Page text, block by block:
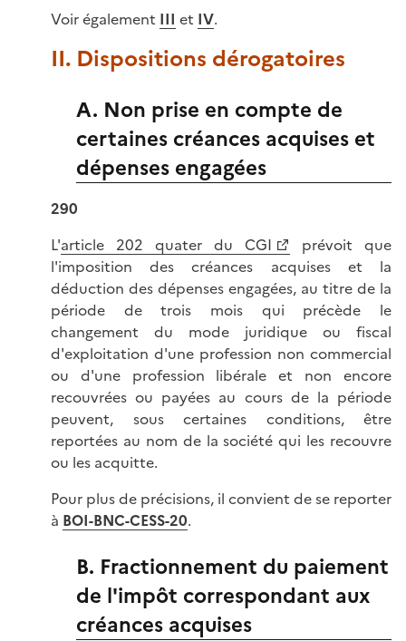
Voir également III et IV.
II. Dispositions dérogatoires
A. Non prise en compte de
certaines créances acquises et
dépenses engagées
290
L'article 202 quater du CGI
prévoit que
l'imposition des créances acquises et la
déduction des dépenses engagées, au titre de la
période de trois mois qui précède le
changement du mode juridique ou fiscal
d'exploitation d'une profession non commercial
ou d'une profession libérale et non encore
recouvrées ou payées au cours de la période
peuvent, sous certaines conditions, être
reportées au nom de la société qui les recouvre
ou les acquitte.
Pour plus de précisions, il convient de se reporter
à BOI-BNC-CESS-20.
B. Fractionnement du paiement
de l'impôt correspondant aux
créances acquises